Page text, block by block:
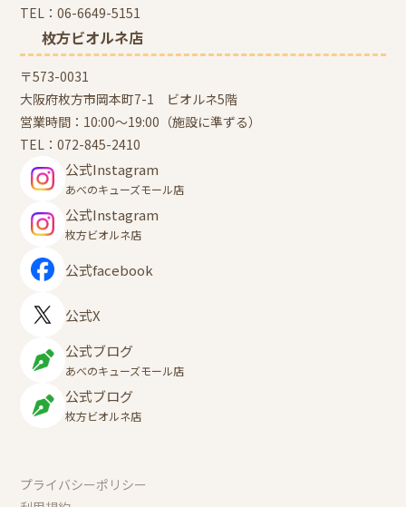
TEL：06-6649-5151
枚方ビオルネ店
〒573-0031
大阪府枚方市岡本町7-1 ビオルネ5階
営業時間：10:00～19:00（施設に準ずる）
TEL：072-845-2410
公式Instagram
あべのキューズモール店
公式Instagram
枚方ビオルネ店
公式facebook
公式X
公式ブログ
あべのキューズモール店
公式ブログ
枚方ビオルネ店
プライバシーポリシー